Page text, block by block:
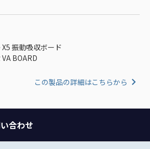
振動吸収ボード
BOARD
この製品の詳細はこちらから
合わせ